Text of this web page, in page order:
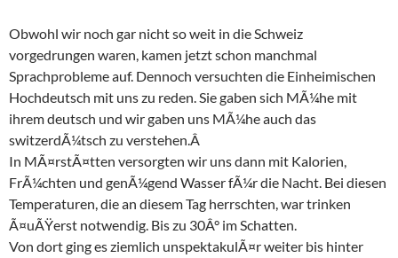
Obwohl wir noch gar nicht so weit in die Schweiz
vorgedrungen waren, kamen jetzt schon manchmal
Sprachprobleme auf. Dennoch versuchten die Einheimischen
Hochdeutsch mit uns zu reden. Sie gaben sich MÃ¼he mit
ihrem deutsch und wir gaben uns MÃ¼he auch das
switzerdÃ¼tsch zu verstehen.Â
In MÃ¤rstÃ¤tten versorgten wir uns dann mit Kalorien,
FrÃ¼chten und genÃ¼gend Wasser fÃ¼r die Nacht. Bei diesen
Temperaturen, die an diesem Tag herrschten, war trinken
Ã¤uÃŸerst notwendig. Bis zu 30Â° im Schatten.
Von dort ging es ziemlich unspektakulÃ¤r weiter bis hinter